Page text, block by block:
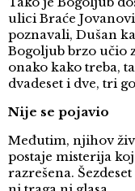
ulici Braće
poznavali, Dušan
Bogoljub brzo učio
onako kako treba,
dvadeset i dve, tri
Nije se pojavio
Međutim, njihov
postaje misterija
razrešena.